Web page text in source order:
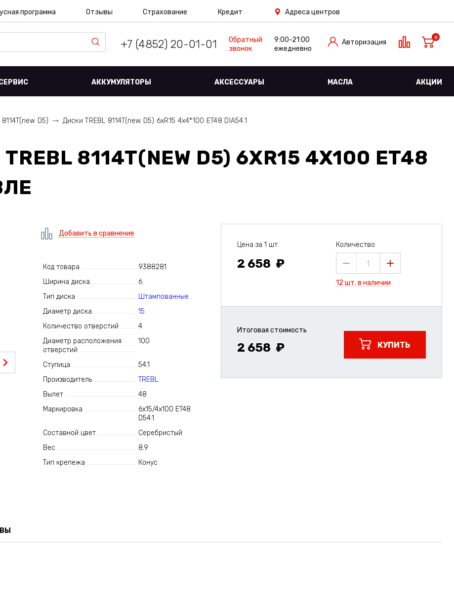
программа Отзывы Страхование Кредит Адреса центров
+7 (4852) 20-01-01
Обратный
звонок
9:00-21:00
ежедневно
Авторизация
0
АККУМУЛЯТОРЫ АКСЕССУАРЫ МАСЛА АКЦИИ
8114T(new D5) Диски TREBL 8114T(new D5) 6xR15 4x4*100 ET48 DIA54.1
TREBL 8114T(NEW D5) 6XR15 4X100 ET48
Добавить в сравнение
Код товара
9388281
Ширина диска
6
Тип диска
Штампованные
Диаметр диска
15
Количество отверстий
4
Диаметр расположения
отверстий
100
Ступица
54.1
Производитель
TREBL
Вылет
48
Маркировка
6x15/4x100 ET48
D54.1
Составной цвет
Серебристый
Вес
8.9
Тип крепежа
Конус
Цена за 1 шт.
2 658
Количество
1
12 шт. в наличии
Итоговая стоимость
2 658 КУПИТЬ